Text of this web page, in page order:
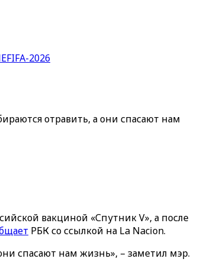
FIFA-2026
отравить, а они спасают нам
вакциной «Спутник V», а после
РБК со ссылкой на La Nacion.
спасают нам жизнь», – заметил мэр.